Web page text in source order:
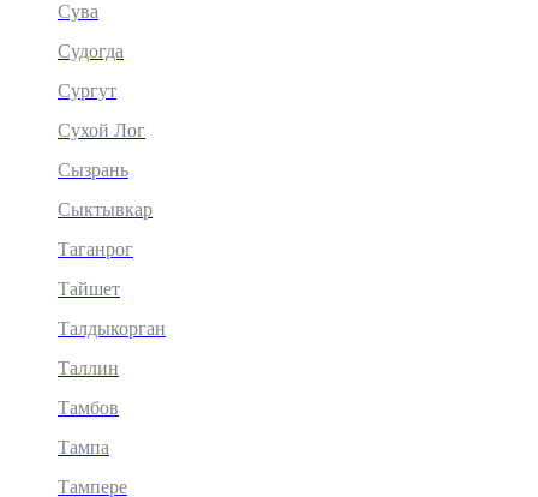
Сува
Судогда
Сургут
Сухой Лог
Сызрань
Сыктывкар
Таганрог
Тайшет
Талдыкорган
Таллин
Тамбов
Тампа
Тампере